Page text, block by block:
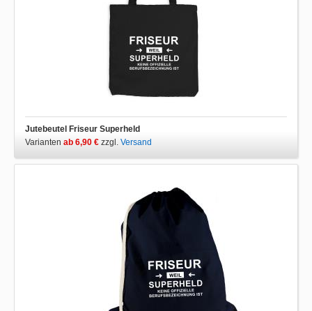
Jutebeutel Friseur Superheld
Varianten ab 6,90 € zzgl. Versand